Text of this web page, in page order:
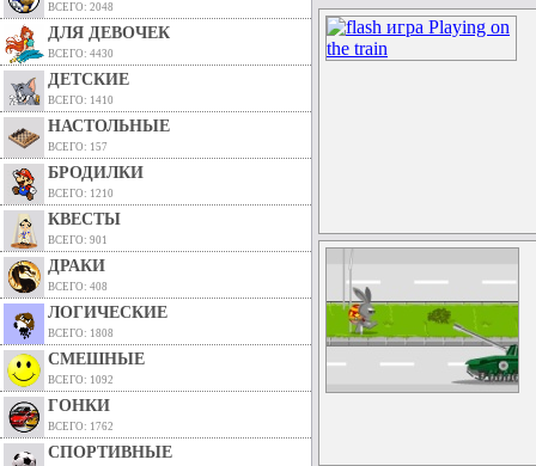
ВСЕГО: 2048
ДЛЯ ДЕВОЧЕК
ВСЕГО: 4430
ДЕТСКИЕ
ВСЕГО: 1410
НАСТОЛЬНЫЕ
ВСЕГО: 157
БРОДИЛКИ
ВСЕГО: 1210
КВЕСТЫ
ВСЕГО: 901
ДРАКИ
ВСЕГО: 408
ЛОГИЧЕСКИЕ
ВСЕГО: 1808
СМЕШНЫЕ
ВСЕГО: 1092
ГОНКИ
ВСЕГО: 1762
СПОРТИВНЫЕ